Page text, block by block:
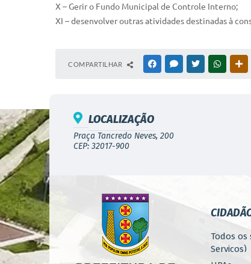
X – Gerir o Fundo Municipal de Controle Interno;
XI – desenvolver outras atividades destinadas à
COMPARTILHAR FACEBOOKMESSENGER
TWITTER
LOCALIZAÇÃO
Praça Tancredo Neves, 200
CEP: 32017-900
Todos os
Serviços)